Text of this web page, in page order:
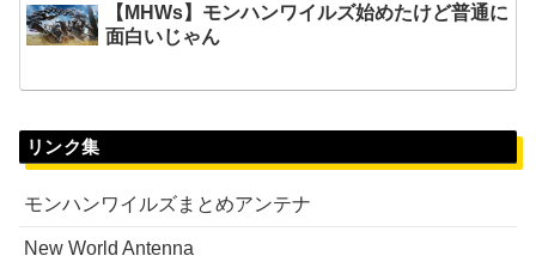
【MHWs】モンハンワイルズ始めたけど普通に
面白いじゃん
リンク集
モンハンワイルズまとめアンテナ
New World Antenna